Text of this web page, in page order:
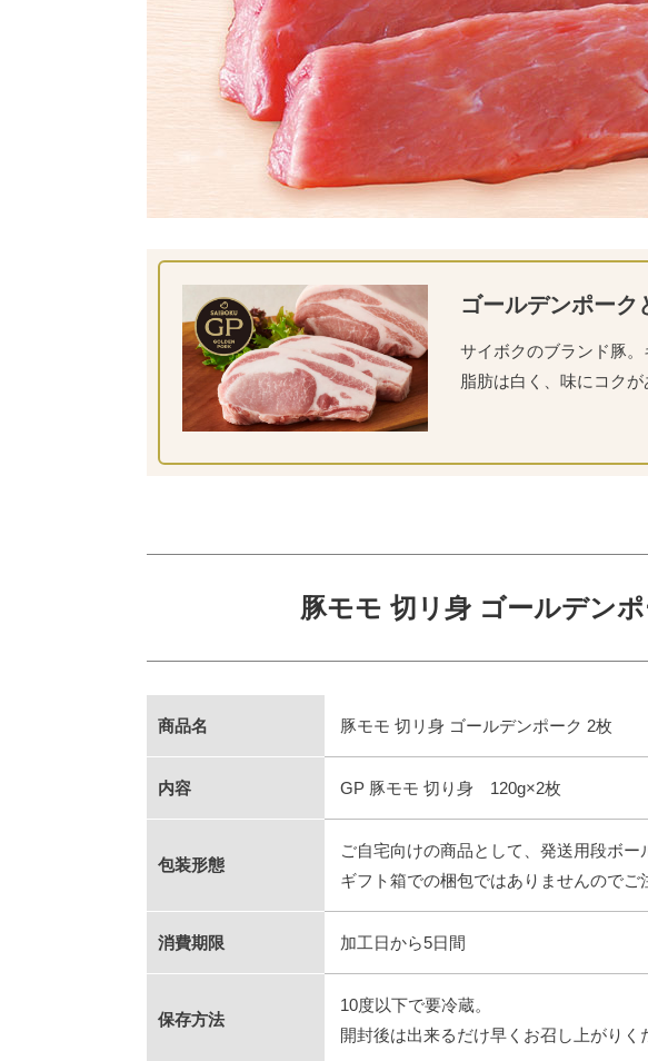
ゴールデンポーク
サイボクのブランド豚。
脂肪は白く、味にコク
豚モモ 切リ身 ゴールデン
商品名 豚モモ 切リ身 ゴールデンポーク 2枚
内容 GP 豚モモ 切り身 120g×2枚
包装形態
ご自宅向けの商品として、発送用段ボー
ギフト箱での梱包ではありませんのでご
消費期限 加工日から5日間
保存方法
10度以下で要冷蔵。
開封後は出来るだけ早くお召し上がりく